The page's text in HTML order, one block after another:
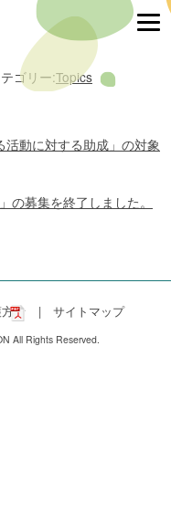
しました。
ゴリー:Topics
動に対する助成」の対象
の募集を終了しました。
針 サイトマップ
All Rights Reserved.